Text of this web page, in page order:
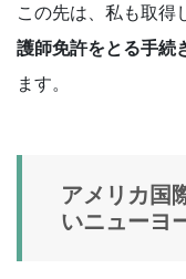
この先は、私も取得
護師免許をとる手続
ます。
アメリカ国
いニューヨ